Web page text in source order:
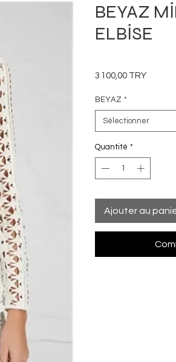
BEYAZ
ELBİSE
3 100,00 TRYPrix
BEYAZ *
Sélectionner
Quantité *
Ajouter au